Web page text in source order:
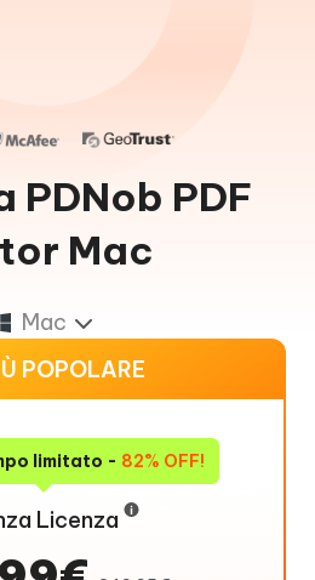
PDNob PDF
Mac
Mac
POPOLARE
limitato - 82% OFF!
Licenza